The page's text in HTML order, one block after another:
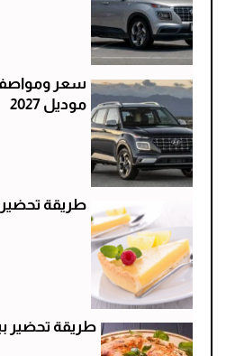
سعر
موديل 2027
طريقة تحضير
طريقة تحضير